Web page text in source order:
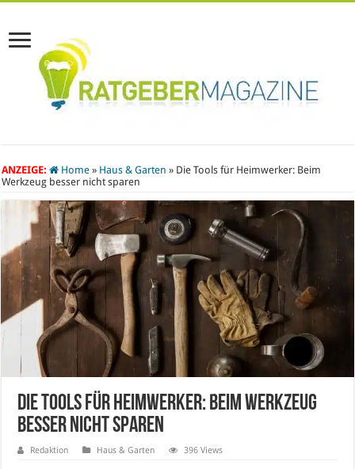
ANZEIGE: Home » Haus & Garten » Die Tools für Heimwerker: Beim
Werkzeug besser nicht sparen
Die Tools für Heimwerker: Beim Werkzeug
besser nicht sparen
Redaktion Haus & Garten 396 Views